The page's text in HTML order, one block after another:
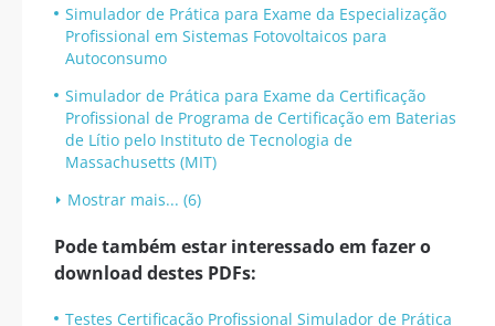
Simulador de Prática para Exame da Especialização
Profissional em Sistemas Fotovoltaicos para
Autoconsumo
Simulador de Prática para Exame da Certificação
Profissional de Programa de Certificação em Baterias
de Lítio pelo Instituto de Tecnologia de
Massachusetts (MIT)
Mostrar mais... (6)
Pode também estar interessado em fazer o
download destes PDFs:
Testes Certificação Profissional Simulador de Prática